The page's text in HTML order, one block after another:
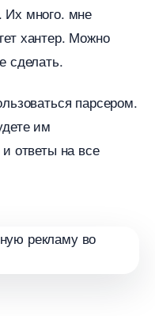
Их много. мне
хантер. Можно
сделать.
парсером.
им
ответы на все